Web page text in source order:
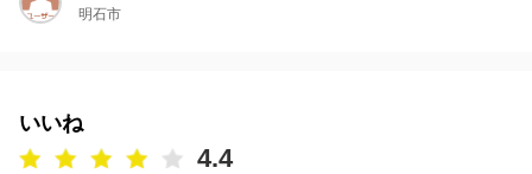
明石市
いいね
4.4